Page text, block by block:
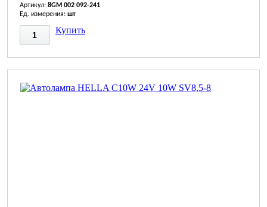
Артикул: 8GM 002 092-241
Ед. измерения: шт
Купить